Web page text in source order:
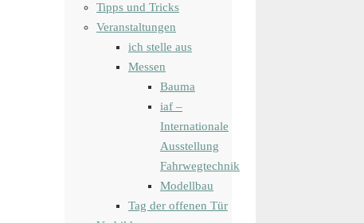
Tipps und Tricks
Veranstaltungen
ich stelle aus
Messen
Bauma
iaf –
Internationale
Ausstellung
Fahrwegtechnik
Modellbau
Tag der offenen Tür